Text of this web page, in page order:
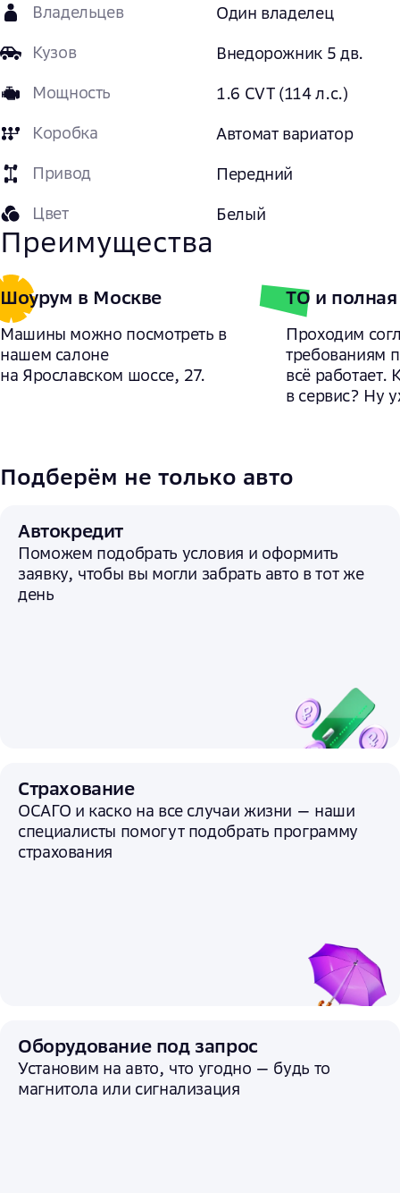
Владельцев
Один владелец
Кузов
Внедорожник 5 дв.
Мощность
1.6 CVT (114 л.с.)
Коробка
Автомат вариатор
Привод
Передний
Цвет
Белый
Преимущества
Шоурум в Москве
Машины можно посмотреть в
нашем салоне
на Ярославском шоссе, 27.
ТО и полная
Проходим
требованиям
всё работает.
в сервис? Ну
Подберём не только авто
Автокредит
Поможем подобрать условия и оформить
заявку, чтобы вы могли забрать авто в тот же
день
Страхование
ОСАГО и каско на все случаи жизни — наши
специалисты помогут подобрать программу
страхования
Оборудование под запрос
Установим на авто, что угодно — будь то
магнитола или сигнализация